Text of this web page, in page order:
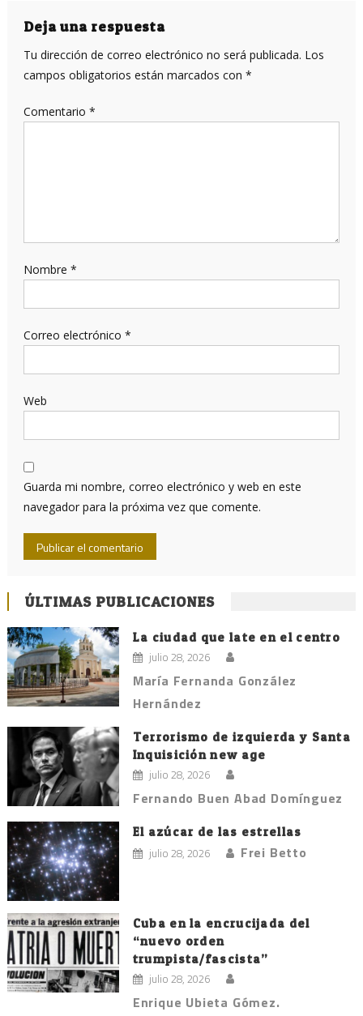
entradas
Deja una respuesta
Tu dirección de correo electrónico no será publicada. Los
campos obligatorios están marcados con *
Comentario *
Nombre *
Correo electrónico *
Web
Guarda mi nombre, correo electrónico y web en este
navegador para la próxima vez que comente.
ÚLTIMAS PUBLICACIONES
La ciudad que late en el centro
julio 28, 2026
María Fernanda González
Hernández
Terrorismo de izquierda y Santa
Inquisición new age
julio 28, 2026
Fernando Buen Abad Domínguez
El azúcar de las estrellas
julio 28, 2026 Frei Betto
Cuba en la encrucijada del
“nuevo orden
trumpista/fascista”
julio 28, 2026
Enrique Ubieta Gómez.